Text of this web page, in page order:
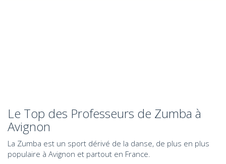
Le Top des Professeurs de Zumba à
Avignon
La Zumba est un sport dérivé de la danse, de plus en plus
populaire à Avignon et partout en France.